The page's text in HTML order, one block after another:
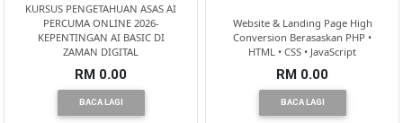
KURSUS PENGETAHUAN ASAS AI
PERCUMA ONLINE 2026-
KEPENTINGAN AI BASIC DI
ZAMAN DIGITAL
RM 0.00
BACA LAGI
Website & Landing Page High
Conversion Berasaskan PHP •
HTML • CSS • JavaScript
RM 0.00
BACA LAGI